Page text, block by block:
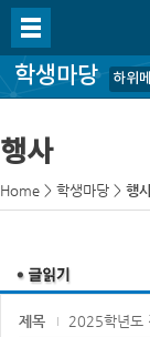
학생마당 하위
행사
Home > 학생마당 > 행
제목
2025학년도